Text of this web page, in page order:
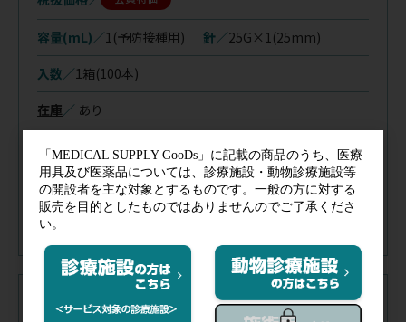
容量(mL)／1(予防接種用) 針／25G×1(25mm)
入数／1箱(100本)
在庫／ あり
※購入制限：7日間に1点まで
注文コード（メーカー品番）